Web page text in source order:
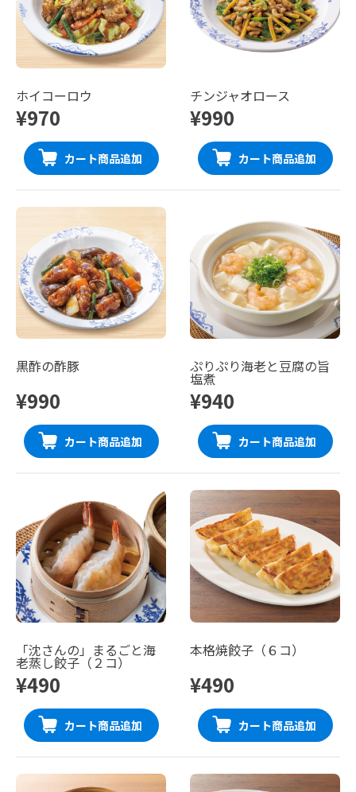
ホイコーロウ
¥970
カート商品追加
チンジャオロース
¥990
カート商品追加
黒酢の酢豚
¥990
カート商品追加
ぷりぷり海老と豆腐の旨
塩煮
¥940
カート商品追加
「沈さんの」まるごと海
老蒸し餃子（２コ）
¥490
カート商品追加
本格焼餃子（６コ）
¥490
カート商品追加